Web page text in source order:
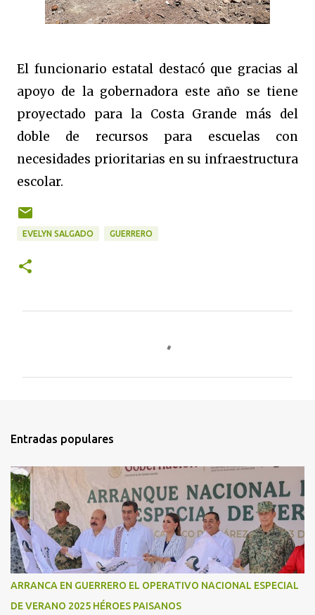
El funcionario estatal destacó que gracias al
apoyo de la gobernadora este año se tiene
proyectado para la Costa Grande más del
doble de recursos para escuelas con
necesidades prioritarias en su infraestructura
escolar.
EVELYN SALGADO GUERRERO
t
r
i
o
s
Entradas populares
ARRANCA EN GUERRERO EL OPERATIVO NACIONAL ESPECIAL
DE VERANO 2025 HÉROES PAISANOS